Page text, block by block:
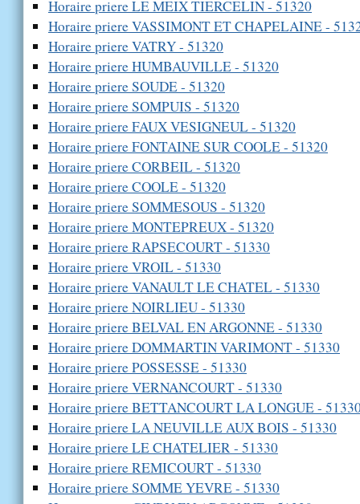
Horaire priere LE MEIX TIERCELIN - 51320
Horaire priere VASSIMONT ET CHAPELAINE -
Horaire priere VATRY - 51320
Horaire priere HUMBAUVILLE - 51320
Horaire priere SOUDE - 51320
Horaire priere SOMPUIS - 51320
Horaire priere FAUX VESIGNEUL - 51320
Horaire priere FONTAINE SUR COOLE - 51320
Horaire priere CORBEIL - 51320
Horaire priere COOLE - 51320
Horaire priere SOMMESOUS - 51320
Horaire priere MONTEPREUX - 51320
Horaire priere RAPSECOURT - 51330
Horaire priere VROIL - 51330
Horaire priere VANAULT LE CHATEL - 51330
Horaire priere NOIRLIEU - 51330
Horaire priere BELVAL EN ARGONNE - 51330
Horaire priere DOMMARTIN VARIMONT - 51330
Horaire priere POSSESSE - 51330
Horaire priere VERNANCOURT - 51330
Horaire priere BETTANCOURT LA LONGUE -
Horaire priere LA NEUVILLE AUX BOIS - 51330
Horaire priere LE CHATELIER - 51330
Horaire priere REMICOURT - 51330
Horaire priere SOMME YEVRE - 51330